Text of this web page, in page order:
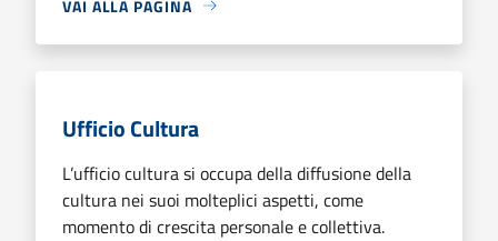
VAI ALLA PAGINA
Ufficio Cultura
L’ufficio cultura si occupa della diffusione della
cultura nei suoi molteplici aspetti, come
momento di crescita personale e collettiva.